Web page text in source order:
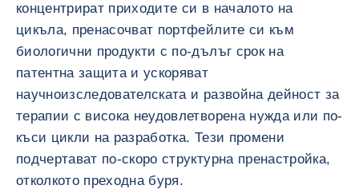
концентрират приходите си в началото на
цикъла, пренасочват портфейлите си към
биологични продукти с по-дълъг срок на
патентна защита и ускоряват
научноизследователската и развойна дейност за
терапии с висока неудовлетворена нужда или по-
къси цикли на разработка. Тези промени
подчертават по-скоро структурна пренастройка,
отколкото преходна буря.